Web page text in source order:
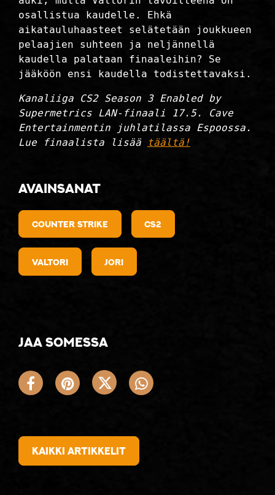
osallistua kaudelle. Ehkä
aikatauluhaasteet selätetään joukkueen
pelaajien suhteen ja neljännellä
kaudella palataan finaaleihin? Se
jääköön ensi kaudella todistettavaksi.
Kanaliiga CS2 Season 3 Enabled by
Supermetrics LAN-finaali 17.5. Cave
Entertainmentin juhlatilassa Espoossa.
Lue finaalista lisää
täältä!
Avainsanat
counter strike CS2
Valtori Jori
Jaa somessa
Kaikki artikkelit